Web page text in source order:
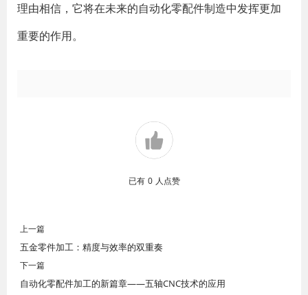
理由相信，它将在未来的自动化零配件制造中发挥更加
重要的作用。
已有 0 人点赞
上一篇
五金零件加工：精度与效率的双重奏
下一篇
自动化零配件加工的新篇章——五轴CNC技术的应用